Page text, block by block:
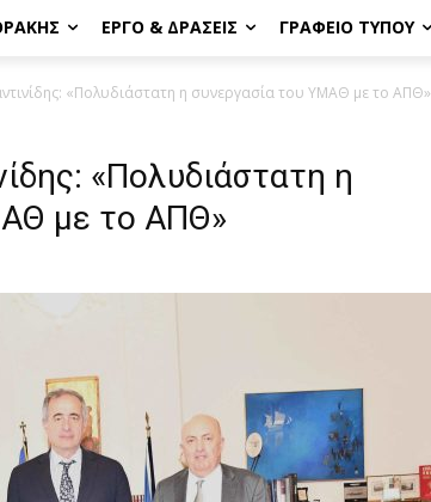
ΈΡΓΟ & ΔΡΆΣΕΙΣ ΓΡΑΦΕΊΟ ΤΎΠΟΥ
«Πολυδιάστατη η συνεργασία του ΥΜΑΘ με το ΑΠΘ»
«Πολυδιάστατη η
με το ΑΠΘ»